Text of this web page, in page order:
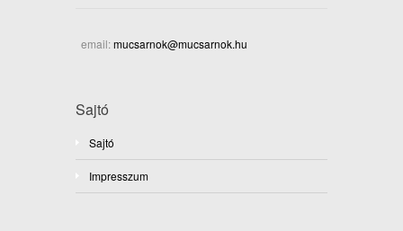
email:mucsarnok@mucsarnok.hu
Sajtó
Sajtó
Impresszum